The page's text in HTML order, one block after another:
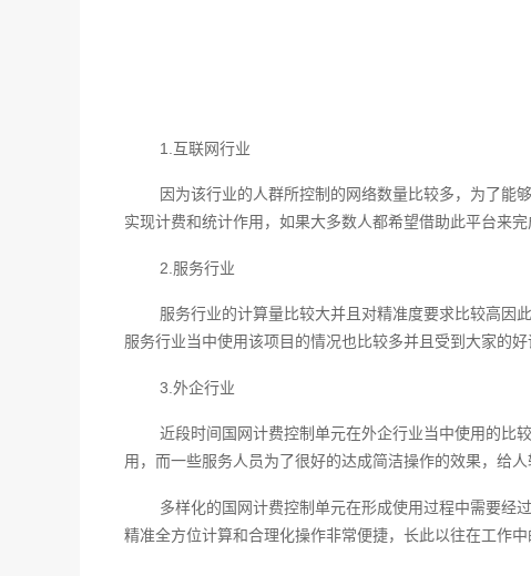
1.互联网行业
因为该行业的人群所控制的网络数量比较多，为了能
实现计费和统计作用，如果大多数人都希望借助此平台来
2.服务行业
服务行业的计算量比较大并且对精准度要求比较高因
服务行业当中使用该项目的情况也比较多并且受到大家的
3.外企行业
近段时间国网计费控制单元在外企行业当中使用的比
用，而一些服务人员为了很好的达成简洁操作的效果，给
多样化的国网计费控制单元在形成使用过程中需要经
精准全方位计算和合理化操作非常便捷，长此以往在工作中